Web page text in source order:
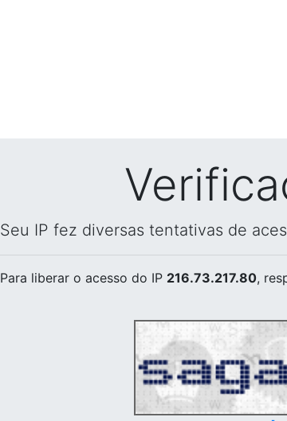
Seu IP fez diversas tentativas de
Para liberar o acesso do IP 216.73.217.80,